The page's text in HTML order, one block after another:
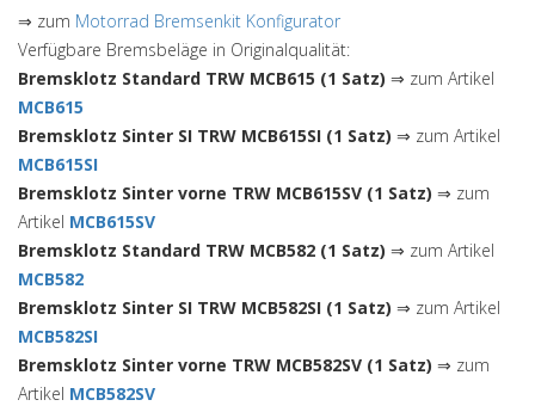
⇒ zum Motorrad Bremsenkit Konfigurator
Verfügbare Bremsbeläge in Originalqualität:
Bremsklotz Standard TRW MCB615 (1 Satz) ⇒ zum Artikel
MCB615
Bremsklotz Sinter SI TRW MCB615SI (1 Satz) ⇒ zum Artikel
MCB615SI
Bremsklotz Sinter vorne TRW MCB615SV (1 Satz) ⇒ zum
Artikel MCB615SV
Bremsklotz Standard TRW MCB582 (1 Satz) ⇒ zum Artikel
MCB582
Bremsklotz Sinter SI TRW MCB582SI (1 Satz) ⇒ zum Artikel
MCB582SI
Bremsklotz Sinter vorne TRW MCB582SV (1 Satz) ⇒ zum
Artikel MCB582SV